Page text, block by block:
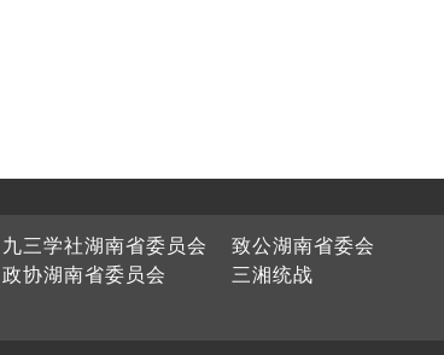
九三学社湖南省委员会 致公湖南省委会
政协湖南省委员会 三湘统战